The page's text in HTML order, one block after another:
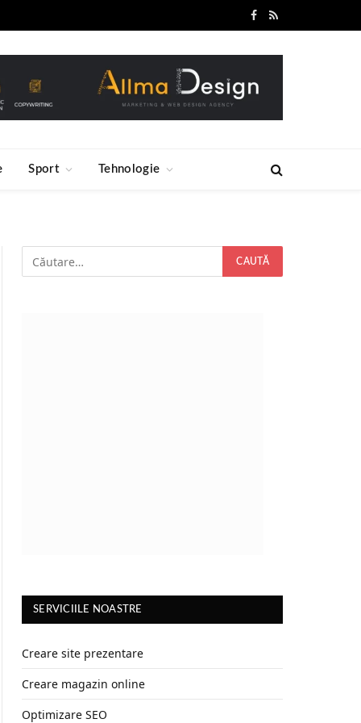
Facebook
RSS
Sport Tehnologie
SERVICIILE NOASTRE
Creare site prezentare
Creare magazin online
Optimizare SEO